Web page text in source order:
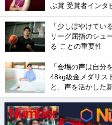
ぶ賞 受賞者インタ
「少しぼやけてい
リーグ屈指のシュ
る”ことの重要性
「会場の声は自分
48kg級金メダリス
と、声を活かした